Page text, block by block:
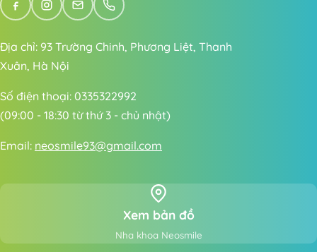
Địa chỉ: 93 Trường Chinh, Phương Liệt, Thanh
Xuân, Hà Nội
Số điện thoại: 0335322992
(09:00 - 18:30 từ thứ 3 - chủ nhật)
Email: neosmile93@gmail.com
Xem bản đồ
Nha khoa Neosmile